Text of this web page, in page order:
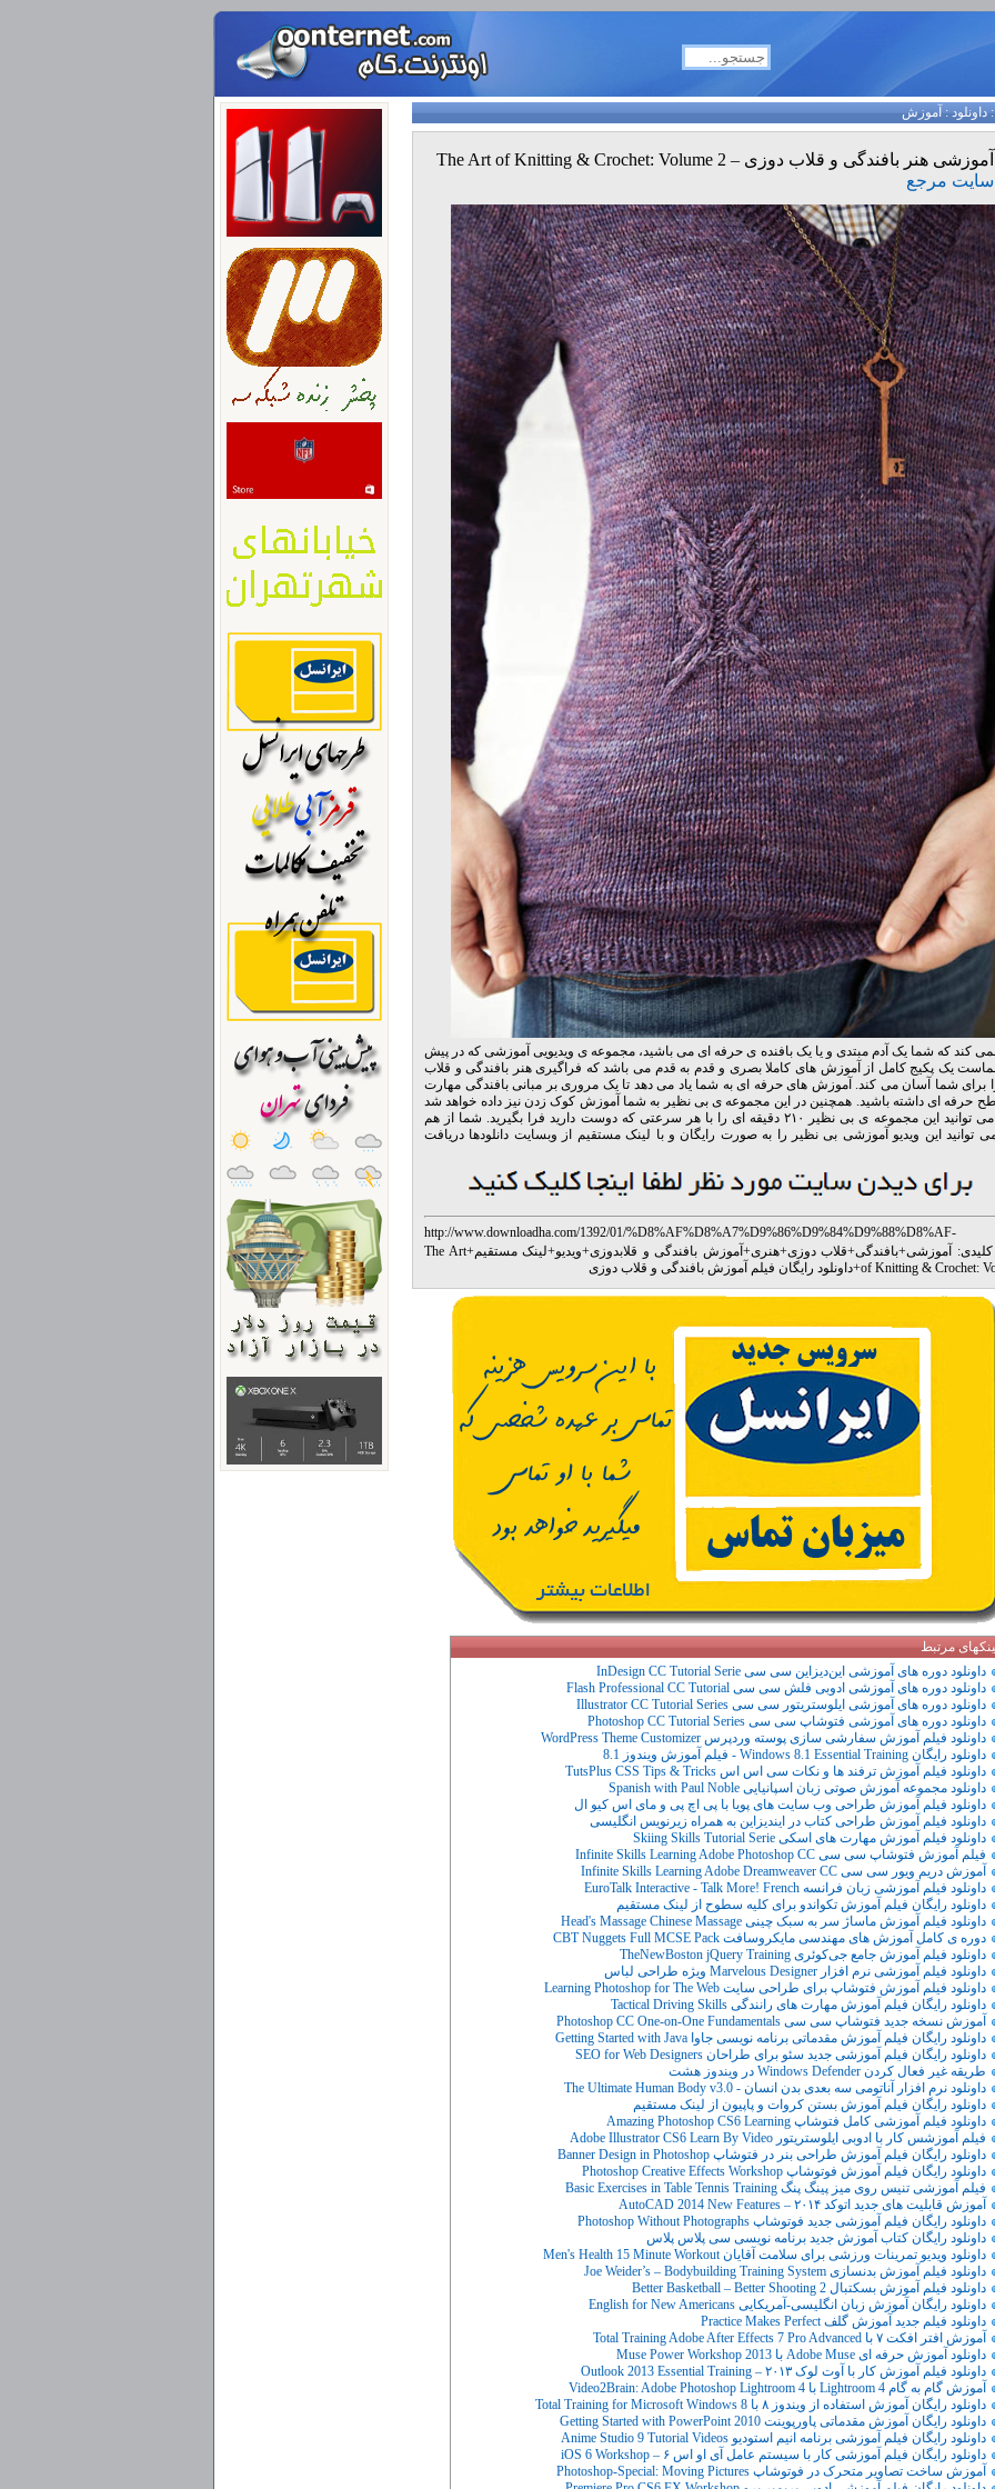
داونلود:آموزش
آموزشی هنر بافندگی و قلاب دوزی – The Art of Knitting & Crochet: Volume 2
سایت مرجع
کند که شما یک آدم مبتدی و یا یک بافنده ی حرفه ای می باشید، مجموعه ی ویدیویی آموزشی که در پیش
یک پکیج کامل از آموزش های کاملا بصری و قدم به قدم می باشد که فراگیری هنر بافندگی و قلاب
برای شما آسان می کند. آموزش های حرفه ای به شما یاد می دهد تا یک مروری بر مبانی بافندگی مهارت
حرفه ای داشته باشید. همچنین در این مجموعه ی بی نظیر به شما آموزش کوک زدن نیز داده خواهد شد
و شما می توانید این مجموعه ی بی نظیر ۲۱۰ دقیقه ای را با هر سرعتی که دوست دارید فرا بگیرید. شما از هم
توانید این ویدیو آموزشی بی نظیر را به صورت رایگان و با لینک مستقیم از وبسایت دانلودها دریافت
http://www.downloadha.com/1392/01/%D8%AF%D8%A7%D9%86%D9%84%D9%88%D8%AF-
%D9%88%DB%8C%D8%AF%DB%8C%D9%88-
%D9%87%D9%86%D8%B1-%D8%A8%D8%A7%D9%81%D9%86%D8%AF%DA%AF%DB%8C-
آموزشی+بافندگی+قلاب دوزی+هنری+آموزش بافندگی و قلابدوزی+ویدیو+لینک مستقیم+
The Art
of Knitting & Crochet:
+داونلود رایگان فیلم آموزش بافندگی و قلاب دوزی
مرتبط
داونلود دوره های آموزشی این‌دیزاین سی سی InDesign CC Tutorial Serie
داونلود دوره های آموزشی ادوبی فلش سی سی Flash Professional CC Tutorial
داونلود دوره های آموزشی ایلوستریتور سی سی Illustrator CC Tutorial Series
داونلود دوره های آموزشی فتوشاپ سی سی Photoshop CC Tutorial Series
داونلود فیلم آموزش سفارشی سازی پوسته وردپرس WordPress Theme Customizer
داونلود رایگان Windows 8.1 Essential Training - فیلم آموزش ویندوز 8.1
داونلود فیلم آموزش ترفند ها و نکات سی اس اس TutsPlus CSS Tips & Tricks
داونلود مجموعه آموزش صوتی زبان اسپانیایی Spanish with Paul Noble
داونلود فیلم آموزش طراحی وب سایت های پویا با پی اچ پی و مای اس کیو ال
داونلود فیلم آموزش طراحی کتاب در ایندیزاین به همراه زیرنویس انگلیسی
داونلود فیلم آموزش مهارت های اسکی Skiing Skills Tutorial Serie
فیلم آموزش فتوشاپ سی سی Infinite Skills Learning Adobe Photoshop CC
آموزش دریم ویور سی سی Infinite Skills Learning Adobe Dreamweaver CC
داونلود فیلم آموزشی زبان فرانسه EuroTalk Interactive - Talk More! French
داونلود رایگان فیلم آموزش تکواندو برای کلیه سطوح از لینک مستقیم
داونلود فیلم آموزش ماساژ سر به سبک چینی Head's Massage Chinese Massage
دوره ی کامل آموزش های مهندسی مایکروسافت CBT Nuggets Full MCSE Pack
داونلود فیلم آموزش جامع جی‌کوئری TheNewBoston jQuery Training
داونلود فیلم آموزشی نرم افزار Marvelous Designer ویژه طراحی لباس
داونلود فیلم آموزش فتوشاپ برای طراحی سایت Learning Photoshop for The Web
داونلود رایگان فیلم آموزش مهارت های رانندگی Tactical Driving Skills
آموزش نسخه جدید فتوشاپ سی سی Photoshop CC One-on-One Fundamentals
داونلود رایگان فیلم آموزش مقدماتی برنامه نویسی جاوا Getting Started with Java
داونلود رایگان فیلم آموزشی جدید سئو برای طراحان SEO for Web Designers
طریقه غیر فعال کردن Windows Defender در ویندوز هشت
داونلود نرم افزار آناتومی سه بعدی بدن انسان - The Ultimate Human Body v3.0
داونلود رایگان فیلم آموزش بستن کروات و پاپیون از لینک مستقیم
داونلود فیلم آموزشی کامل فتوشاپ Amazing Photoshop CS6 Learning
فیلم آموزشس کار با ادوبی ایلوستریتور Adobe Illustrator CS6 Learn By Video
داونلود رایگان فیلم آموزش طراحی بنر در فتوشاپ Banner Design in Photoshop
داونلود رایگان فیلم آموزش فوتوشاپ Photoshop Creative Effects Workshop
فیلم آموزشی تنیس روی میز پینگ پنگ Basic Exercises in Table Tennis Training
آموزش قابلیت های جدید اتوکد ۲۰۱۴ – AutoCAD 2014 New Features
داونلود رایگان فیلم آموزشی جدید فوتوشاپ Photoshop Without Photographs
داونلود رایگان کتاب آموزش جدید برنامه نویسی سی پلاس پلاس
داونلود ویدیو تمرینات ورزشی برای سلامت آقایان Men's Health 15 Minute Workout
داونلود فیلم آموزش بدنسازی Joe Weider’s – Bodybuilding Training System
داونلود فیلم آموزش بسکتبال Better Basketball – Better Shooting 2
داونلود رایگان آموزش زبان انگلیسی-آمریکایی English for New Americans
داونلود فیلم جدید آموزش گلف Practice Makes Perfect
آموزش افتر افکت ۷ با Total Training Adobe After Effects 7 Pro Advanced
داونلود آموزش حرفه ای Adobe Muse با Muse Power Workshop 2013
داونلود فیلم آموزش کار با آوت لوک ۲۰۱۳ – Outlook 2013 Essential Training
آموزش گام به گام Lightroom 4 با Video2Brain: Adobe Photoshop Lightroom 4
داونلود رایگان آموزش استفاده از ویندوز ۸ با Total Training for Microsoft Windows 8
داونلود رایگان آموزش مقدماتی پاورپوینت Getting Started with PowerPoint 2010
داونلود رایگان فیلم آموزشی برنامه انیم استودیو Anime Studio 9 Tutorial Videos
داونلود رایگان فیلم آموزشی کار با سیستم عامل آی او اس ۶ – iOS 6 Workshop
آموزش ساخت تصاویر متحرک در فوتوشاپ Photoshop-Special: Moving Pictures